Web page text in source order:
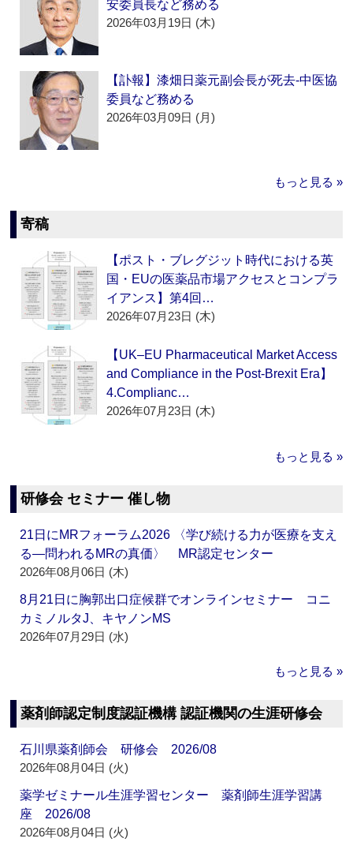
安委員長など務める
2026年03月19日 (木)
【訃報】漆畑日薬元副会長が死去‐中医協
委員など務める
2026年03月09日 (月)
もっと見る »
寄稿
【ポスト・ブレグジット時代における英
国・EUの医薬品市場アクセスとコンプラ
イアンス】第4回…
2026年07月23日 (木)
【UK–EU Pharmaceutical Market Access
and Compliance in the Post-Brexit Era】
4.Complianc…
2026年07月23日 (木)
もっと見る »
研修会 セミナー 催し物
21日にMRフォーラム2026 〈学び続ける力が医療を支え
る―問われるMRの真価〉 MR認定センター
2026年08月06日 (木)
8月21日に胸郭出口症候群でオンラインセミナー コニ
カミノルタJ、キヤノンMS
2026年07月29日 (水)
もっと見る »
薬剤師認定制度認証機構 認証機関の生涯研修会
石川県薬剤師会 研修会 2026/08
2026年08月04日 (火)
薬学ゼミナール生涯学習センター 薬剤師生涯学習講
座 2026/08
2026年08月04日 (火)